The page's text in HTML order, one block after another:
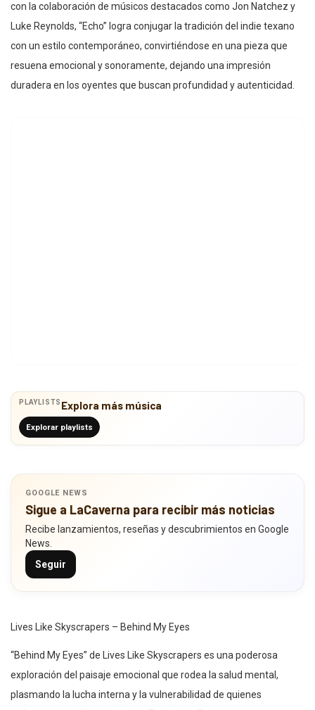
con la colaboración de músicos destacados como Jon Natchez y
Luke Reynolds, “Echo” logra conjugar la tradición del indie texano
con un estilo contemporáneo, convirtiéndose en una pieza que
resuena emocional y sonoramente, dejando una impresión
duradera en los oyentes que buscan profundidad y autenticidad.
PLAYLISTS Explora más música
Explorar playlists
GOOGLE NEWS
Sigue a LaCaverna para recibir más noticias
Recibe lanzamientos, reseñas y descubrimientos en Google
News.
Seguir
Lives Like Skyscrapers – Behind My Eyes
“Behind My Eyes” de Lives Like Skyscrapers es una poderosa
exploración del paisaje emocional que rodea la salud mental,
plasmando la lucha interna y la vulnerabilidad de quienes